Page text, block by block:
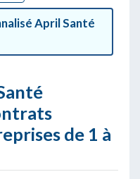
April Santé
de 1 à